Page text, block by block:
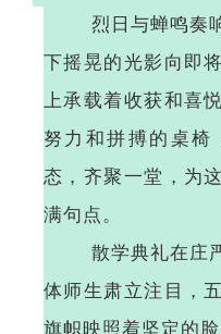
烈日与蝉鸣奏
下摇晃的光影向即
上承载着收获和喜
努力和拼搏的桌椅
态，齐聚一堂，为
满句点。
散学典礼在庄
体师生肃立注目，
旗帜映照着坚定的脸